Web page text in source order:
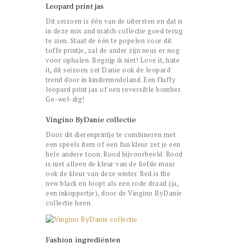
Leopard print jas
Dit seizoen is één van de uitersten en dat is
in deze mix and match collectie goed terug
te zien. Staat de één te popelen voor dit
toffe printje, zal de ander zijn neus er nog
voor ophalen. Begrijp ik niet! Love it, hate
it, dit seizoen zet Danie ook de leopard
trend door in kindermodeland. Een fluffy
leopard print jas of een reversible bomber.
Ge-wel-dig!
Vingino ByDanie collectie
Door dit dierenprintje te combineren met
een speels item of een fun kleur zet je een
hele andere toon. Rood bijvoorbeeld. Rood
is niet alleen de kleur van de liefde maar
ook de kleur van deze winter. Red is the
new black en loopt als een rode draad (ja,
een inkoppertje), door de Vingino ByDanie
collectie heen.
Fashion ingrediënten